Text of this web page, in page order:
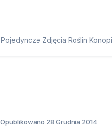
Pojedyncze Zdjęcia Roślin Konopi
Opublikowano 28 Grudnia 2014